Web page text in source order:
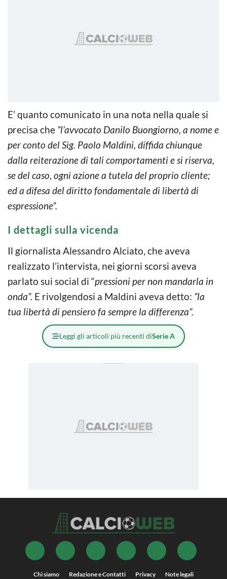
E’ quanto comunicato in una nota nella quale si
precisa che “l’avvocato Danilo Buongiorno, a nome e
per conto del Sig. Paolo Maldini, diffida chiunque
dalla reiterazione di tali comportamenti e si riserva,
se del caso, ogni azione a tutela del proprio cliente;
ed a difesa del diritto fondamentale di libertà di
espressione”.
I dettagli sulla vicenda
Il giornalista Alessandro Alciato, che aveva
realizzato l’intervista, nei giorni scorsi aveva
parlato sui social di “pressioni per non mandarla in
onda”. E rivolgendosi a Maldini aveva detto: “la
tua libertà di pensiero fa sempre la differenza”.
Leggi gli articoli più recenti diSerie A
Chi siamo Redazione e Contatti Privacy Note legali